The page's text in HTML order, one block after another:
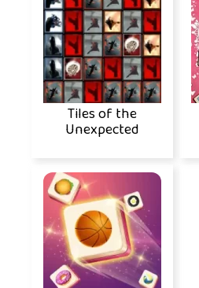
Tiles of the
Unexpected